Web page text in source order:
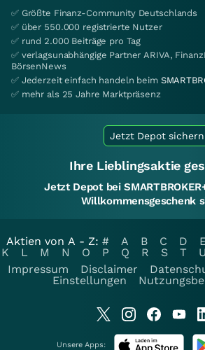
✅ Größte Finanz-Community Deutschlands
✅ über 550.000 registrierte Nutzer
✅ rund 2.000 Beiträge pro Tag
✅ verlagsunabhängige Partner ARIVA,
BörsenNews
✅ Jederzeit einfach handeln beim
✅ mehr als 25 Jahre Marktpräsenz
Jetzt Depot sichern
Ihre Lieblingsaktie
Jetzt Depot bei
Willkommensgeschenk
Aktien von A - Z: # A B C D
K
L M N O P Q R S T U
Impressum
Disclaimer
Einstellungen
Unsere Apps: